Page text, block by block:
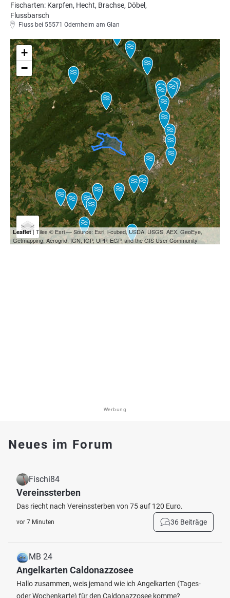
Fischarten: Karpfen, Hecht, Brachse, Döbel,
Flussbarsch
Fluss bei 55571 Odernheim am Glan
+
−
Leaflet| Tiles © Esri — Source: Esri, i-cubed, USDA, USGS, AEX, GeoEye,
Getmapping, Aerogrid, IGN, IGP, UPR-EGP, and the GIS User Community
Werbung
Neues im Forum
Fischi84
Vereinssterben
Das riecht nach Vereinssterben von 75 auf 120 Euro.
vor 7 Minuten 36 Beiträge
MB 24
Angelkarten Caldonazzosee
Hallo zusammen, weis jemand wie ich Angelkarten (Tages-
oder Wochenkarte) für den Caldonazzosee komme?